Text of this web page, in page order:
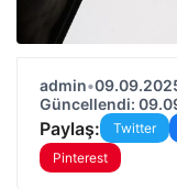
admin•
Güncellendi:
Paylaş: Twitter
Pinterest